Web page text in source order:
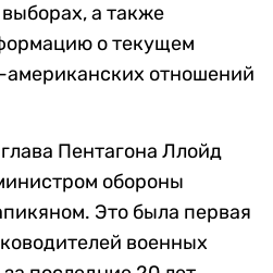
а также
о текущем
американских отношений
Пентагона Ллойд
обороны
Это была первая
военных